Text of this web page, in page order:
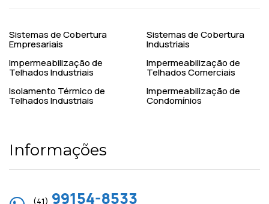
Sistemas de Cobertura
Empresariais
Sistemas de Cobertura
Industriais
Impermeabilização de
Telhados Industriais
Impermeabilização de
Telhados Comerciais
Isolamento Térmico de
Telhados Industriais
Impermeabilização de
Condomínios
Informações
(41) 99154-8533